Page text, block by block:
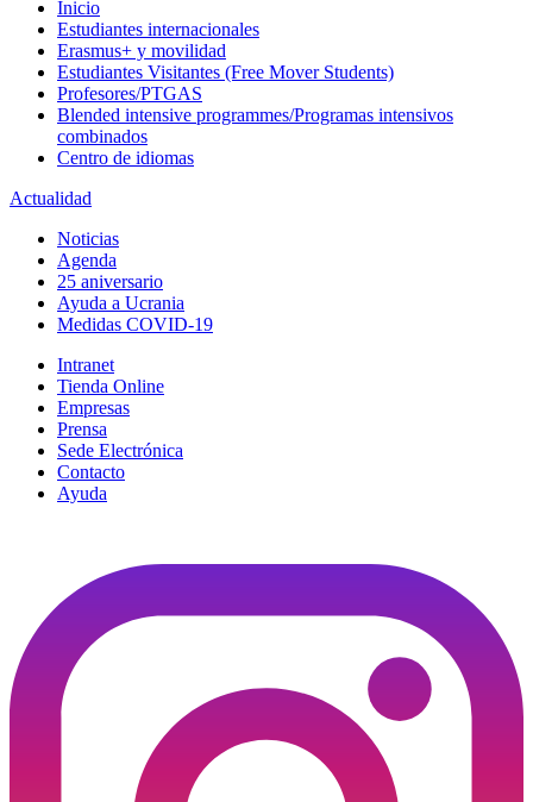
Inicio
Estudiantes internacionales
Erasmus+ y movilidad
Estudiantes Visitantes (Free Mover Students)
Profesores/PTGAS
Blended intensive programmes/Programas intensivos
combinados
Centro de idiomas
Actualidad
Noticias
Agenda
25 aniversario
Ayuda a Ucrania
Medidas COVID-19
Intranet
Tienda Online
Empresas
Prensa
Sede Electrónica
Contacto
Ayuda